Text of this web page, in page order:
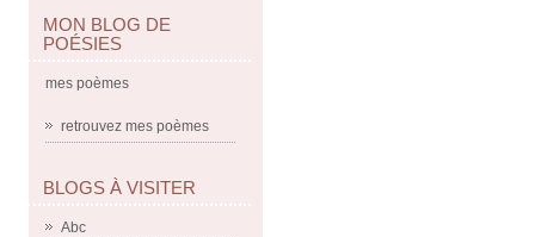
MON BLOG DE
POÉSIES
mes poèmes
retrouvez mes poèmes
BLOGS À VISITER
Abc